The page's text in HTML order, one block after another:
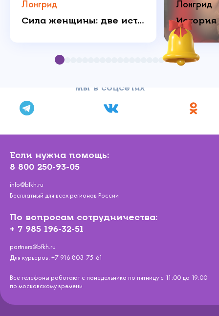
Лонгрид
Сила женщины: две истории о любви, которая побеждает
Лонгрид
Мы в соцсетях
Если нужна помощь:
8 800 250-93-05
info@bfkh.ru
Бесплатный для всех регионов России
По вопросам сотрудничества:
+ 7 985 196-32-51
partners@bfkh.ru
Для курьеров: +7 916 803-75-61
Все телефоны работают с понедельника по пятницу с 11:00 до 19:00
по московскому времени